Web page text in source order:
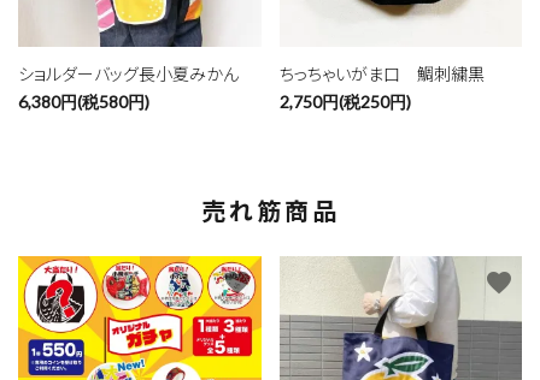
ショルダーバッグ長小夏みかん
6,380円(税580円)
ちっちゃいがま口 鯛刺繍黒
2,750円(税250円)
売れ筋商品
favorite favorite